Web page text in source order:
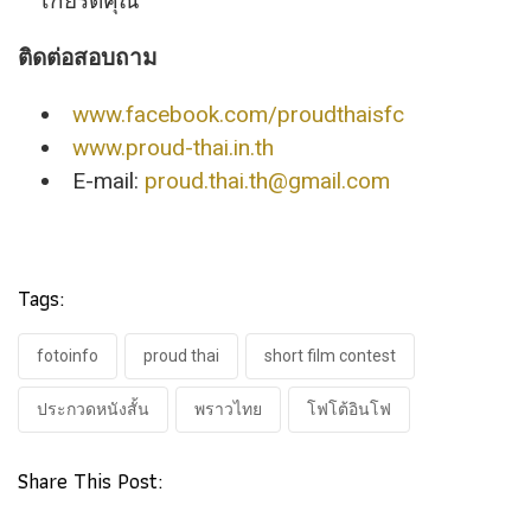
ติดต่อสอบถาม
www.facebook.com/proudthaisfc
www.proud-thai.in.th
E-mail: proud.thai.th@gmail.com
Tags:
fotoinfo proud thai short film contest
ประกวดหนังสั้น พราวไทย โฟโต้อินโฟ
Share This Post: